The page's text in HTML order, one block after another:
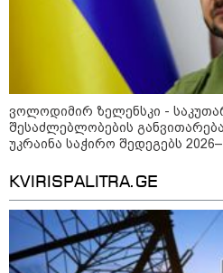
15:42 /
კატეგორიის ყველა
ვოლოდიმირ ზელენსკი -
შესაძლებლობების
უკრაინა საჭირო შედეგებს
KVIRISPALITRA.GE